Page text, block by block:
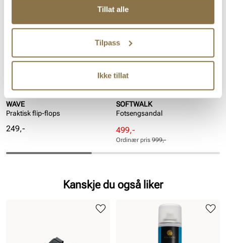
Tillat alle
Tilpass
Ikke tillat
WAVE
Praktisk flip-flops
Pris
249,-
SOFTWALK
Fotsengsandal
Rabattert
pris
Pris
499,-
Ordinær
pris
Pris
Ordinær pris 999,-
Kanskje du også liker